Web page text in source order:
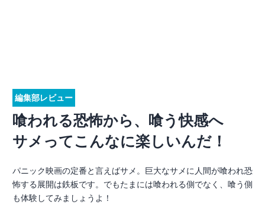
編集部レビュー
喰われる恐怖から、喰う快感へ
サメってこんなに楽しいんだ！
パニック映画の定番と言えばサメ。巨大なサメに人間が喰われ恐
怖する展開は鉄板です。でもたまには喰われる側でなく、喰う側
も体験してみましょうよ！